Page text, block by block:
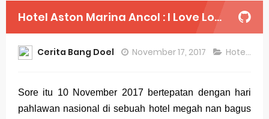
Review Lengkap Samsung Galaxy Watch 7
Perubahan Regulasi Merek Dagang
Sejarah Merek Dagang Terkenal
Evolusi Identitas Dagang
Review Lengkap Apple Watch Series 10
Hotel Aston Marina Ancol : I Love Local Product
Cerita Bang Doel November 17, 2017 Hotel ,
Sore itu 10 November 2017 bertepatan dengan hari
pahlawan nasional di sebuah hotel megah nan bagus